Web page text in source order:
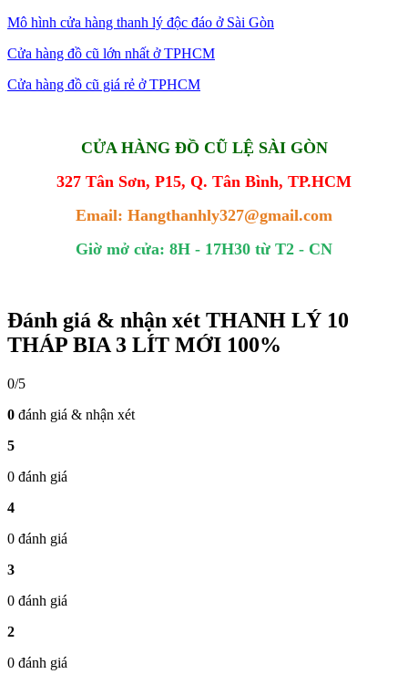
Mô hình cửa hàng thanh lý độc đáo ở Sài Gòn
Cửa hàng đồ cũ lớn nhất ở TPHCM
Cửa hàng đồ cũ giá rẻ ở TPHCM
CỬA HÀNG ĐỒ CŨ LỆ SÀI GÒN
327 Tân Sơn, P15, Q. Tân Bình, TP.HCM
Email: Hangthanhly327@gmail.com
Giờ mở cửa: 8H - 17H30 từ T2 - CN
Đánh giá & nhận xét THANH LÝ 10
THÁP BIA 3 LÍT MỚI 100%
0/5
0 đánh giá & nhận xét
5
0 đánh giá
4
0 đánh giá
3
0 đánh giá
2
0 đánh giá